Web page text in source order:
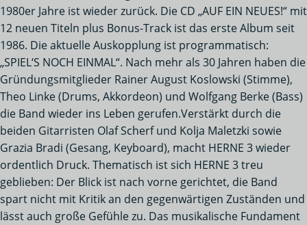
1980er Jahre ist wieder zurück. Die CD „AUF EIN NEUES!“ mit
12 neuen Titeln plus Bonus-Track ist das erste Album seit
1986. Die aktuelle Auskopplung ist programmatisch:
„SPIEL‘S NOCH EINMAL“. Nach mehr als 30 Jahren haben die
Gründungsmitglieder Rainer August Koslowski (Stimme),
Theo Linke (Drums, Akkordeon) und Wolfgang Berke (Bass)
die Band wieder ins Leben gerufen.Verstärkt durch die
beiden Gitarristen Olaf Scherf und Kolja Maletzki sowie
Grazia Bradi (Gesang, Keyboard), macht HERNE 3 wieder
ordentlich Druck. Thematisch ist sich HERNE 3 treu
geblieben: Der Blick ist nach vorne gerichtet, die Band
spart nicht mit Kritik an den gegenwärtigen Zuständen und
lässt auch große Gefühle zu. Das musikalische Fundament